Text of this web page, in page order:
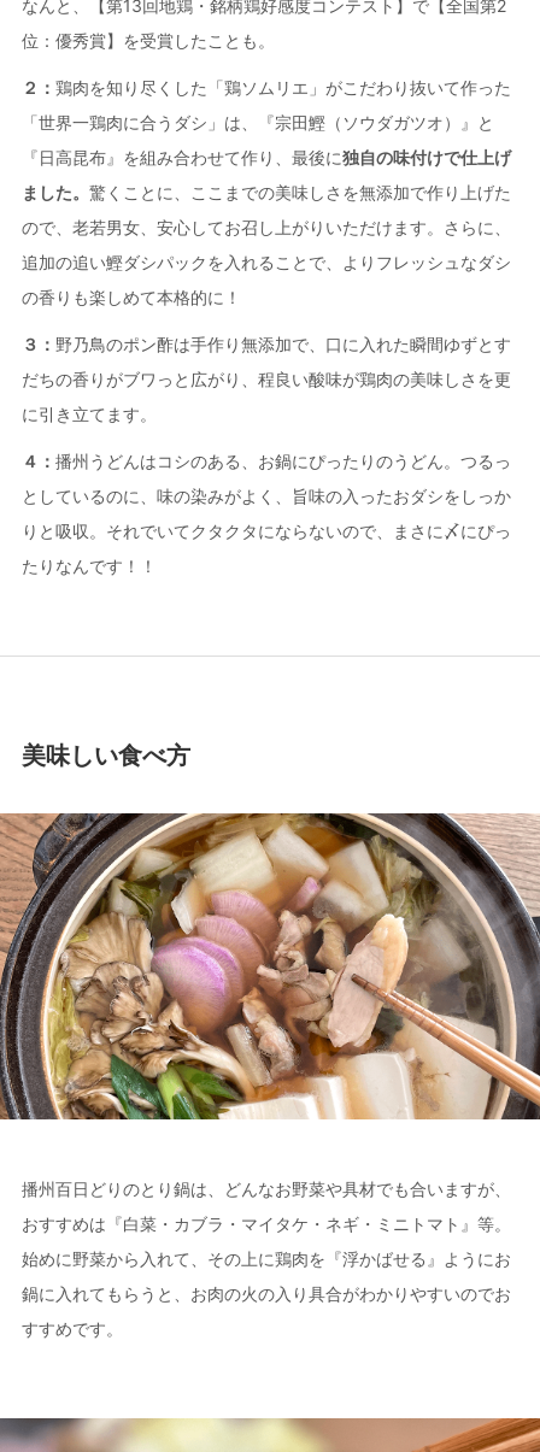
なんと、【第13回地鶏・銘柄鶏好感度コンテスト】で【全国第2
位：優秀賞】を受賞したことも。
２： 鶏肉を知り尽くした「鶏ソムリエ」がこだわり抜いて作った
「世界一鶏肉に合うダシ」は、『宗田鰹（ソウダガツオ）』と
『日高昆布』を組み合わせて作り、最後に独自の味付けで仕上げ
ました。 驚くことに、ここまでの美味しさを無添加で作り上げた
ので、老若男女、安心してお召し上がりいただけます。さらに、
追加の追い鰹ダシパックを入れることで、よりフレッシュなダシ
の香りも楽しめて本格的に！
３： 野乃鳥のポン酢は手作り無添加で、口に入れた瞬間ゆずとす
だちの香りがブワっと広がり、程良い酸味が鶏肉の美味しさを更
に引き立てます。
４： 播州うどんはコシのある、お鍋にぴったりのうどん。つるっ
としているのに、味の染みがよく、旨味の入ったおダシをしっか
りと吸収。それでいてクタクタにならないので、まさに〆にぴっ
たりなんです！！
美味しい食べ方
播州百日どりのとり鍋は、どんなお野菜や具材でも合いますが、
おすすめは『白菜・カブラ・マイタケ・ネギ・ミニトマト』等。
始めに野菜から入れて、その上に鶏肉を『浮かばせる』ようにお
鍋に入れてもらうと、お肉の火の入り具合がわかりやすいのでお
すすめです。